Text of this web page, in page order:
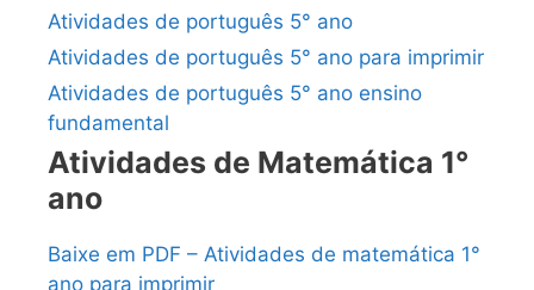
Atividades de português 5° ano
Atividades de português 5° ano para imprimir
Atividades de português 5° ano ensino
fundamental
Atividades de Matemática 1°
ano
Baixe em PDF – Atividades de matemática 1°
ano para imprimir